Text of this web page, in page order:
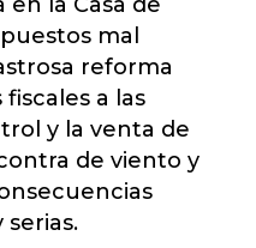
mal
reforma
a las
y la venta de
de viento y